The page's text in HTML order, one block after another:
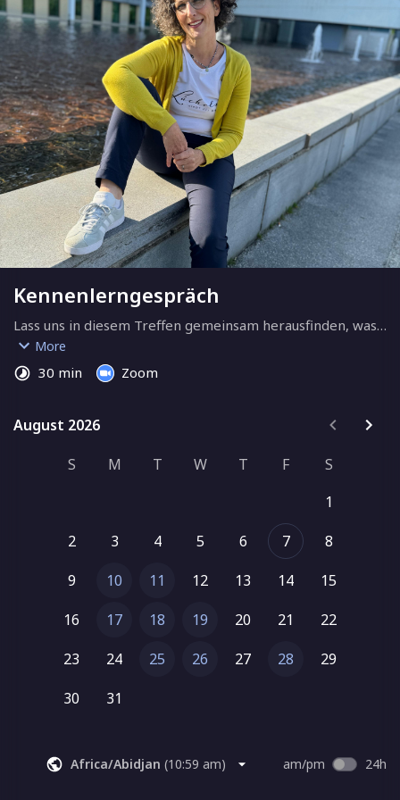
Kennenlerngespräch
Lass uns in diesem Treffen gemeinsam herausfinden, was
ich für dich tun kann und ob wir zusammenarbeiten
wollen!
More
30 min Zoom
August 2026
August 2026
S
M T W T F
S
1
2
3 4 5 6 7
8
9
10 11 12 13 14
15
16
17 18 19 20 21
22
23
24 25 26 27 28
29
30
31
Africa/Abidjan (10:59 am) am/pm 24h